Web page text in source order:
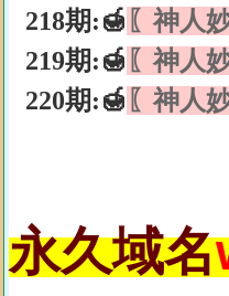
218期:🍯 〖神人
219期:🍯 〖神人
220期:🍯 〖神人
永久域名